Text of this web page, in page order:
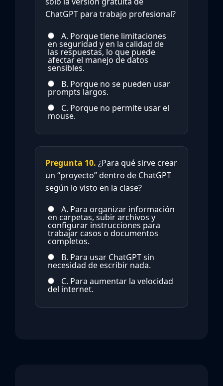
ChatGPT para trabajo profesional?
A. Porque tiene limitaciones
en seguridad y en la calidad de
las respuestas, lo que puede
afectar el manejo de datos
sensibles.
B. Porque no se pueden usar
prompts largos.
C. Porque no permite usar el
mouse.
Pregunta 10. ¿Para qué sirve crear
un “proyecto” dentro de ChatGPT
según lo visto en la clase?
A. Para organizar información
en carpetas, subir archivos y
configurar instrucciones para
trabajar casos o documentos
completos.
B. Para usar ChatGPT sin
necesidad de escribir nada.
C. Para aumentar la velocidad
del internet.